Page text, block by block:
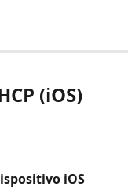
(iOS)
iOS